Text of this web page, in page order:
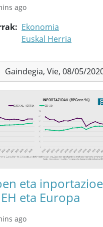
ago
Ekonomia
Euskal Herria
Gaindegia, Vie, 08/05/
eta
eta Europa
ago